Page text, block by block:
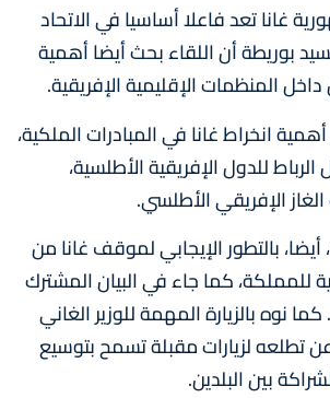
غانا تعد فاعلا أساسيا في الاتحاد
بوريطة أن اللقاء بحث أيضا أهمية
داخل المنظمات الإقليمية الإفريقية.
انخراط غانا في المبادرات الملكية،
للدول الإفريقية الأطلسية،
الإفريقي الأطلسي.
بالتطور الإيجابي لموقف غانا من
للمملكة، كما جاء في البيان المشترك
نوه بالزيارة المهمة للوزير الغاني
تطلعه لزيارات مقبلة تسمح بتوسيع
بين البلدين.